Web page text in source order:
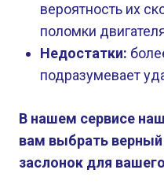
вероятность их
поломки
Недостатки:
подразумевает
В нашем сервисе
вам выбрать
заслонок для